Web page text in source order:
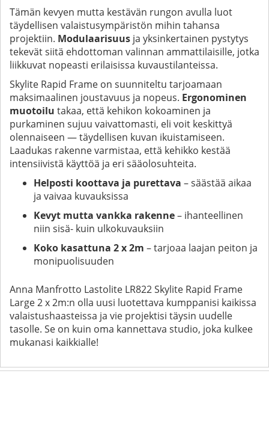
Tämän kevyen mutta kestävän rungon avulla luot
täydellisen valaistusympäristön mihin tahansa
projektiin. Modulaarisuus ja yksinkertainen pystytys
tekevät siitä ehdottoman valinnan ammattilaisille, jotka
liikkuvat nopeasti erilaisissa kuvaustilanteissa.
Skylite Rapid Frame on suunniteltu tarjoamaan
maksimaalinen joustavuus ja nopeus. Ergonominen
muotoilu takaa, että kehikon kokoaminen ja
purkaminen sujuu vaivattomasti, eli voit keskittyä
olennaiseen — täydellisen kuvan ikuistamiseen.
Laadukas rakenne varmistaa, että kehikko kestää
intensiivistä käyttöä ja eri sääolosuhteita.
Helposti koottava ja purettava – säästää aikaa
ja vaivaa kuvauksissa
Kevyt mutta vankka rakenne– ihanteellinen
niin sisä- kuin ulkokuvauksiin
Koko kasattuna 2 x 2m – tarjoaa laajan peiton ja
monipuolisuuden
Anna Manfrotto Lastolite LR822 Skylite Rapid Frame
Large 2 x 2m:n olla uusi luotettava kumppanisi kaikissa
valaistushaasteissa ja vie projektisi täysin uudelle
tasolle. Se on kuin oma kannettava studio, joka kulkee
mukanasi kaikkialle!